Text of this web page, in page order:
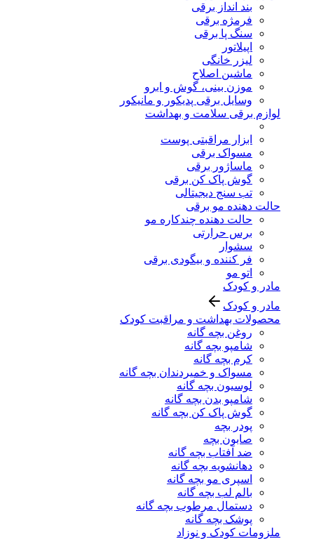
بند انداز برقی
فرمژه برقی
سنگ پا برقی
اپیلاتور
لیزر خانگی
ماشین اصلاح
موزن بینی، گوش و ابرو
وسایل برقی پدیکور و مانیکور
لوازم برقی سلامت و بهداشت
ابزار مراقبتی پوست
مسواک برقی
ماساژور برقی
گوش پاک کن برقی
تب سنج دیجیتالی
حالت دهنده مو برقی
حالت دهنده چندکاره مو
برس حرارتی
سشوار
فر کننده و بیگودی برقی
اتو مو
مادر و کودک
مادر و کودک
محصولات بهداشت و مراقبت کودک
روغن بچه گانه
شامپو بچه گانه
کرم بچه گانه
مسواک و خمیردندان بچه گانه
لوسیون بچه گانه
شامپو بدن بچه گانه
گوش پاک کن بچه گانه
پودر بچه
صابون بچه
ضد آفتاب بچه گانه
دهانشویه بچه گانه
اسپری مو بچه گانه
بالم لب بچه گانه
دستمال مرطوب بچه گانه
پوشک بچه گانه
ملزومات کودک و نوزاد